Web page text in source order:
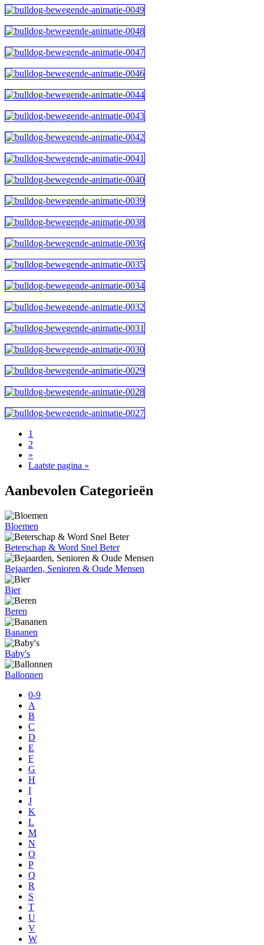
1
2
»
Laatste pagina »
Aanbevolen Categorieën
Bloemen
Beterschap & Word Snel Beter
Bejaarden, Senioren & Oude Mensen
Bier
Beren
Bananen
Baby's
Ballonnen
0-9
A
B
C
D
E
F
G
H
I
J
K
L
M
N
O
P
Q
R
S
T
U
V
W